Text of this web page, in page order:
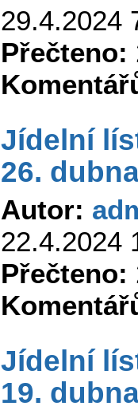
29.4.2024
Přečteno:
Jídelní
26.
Autor:
22.4.2024
Přečteno:
Jídelní
19.